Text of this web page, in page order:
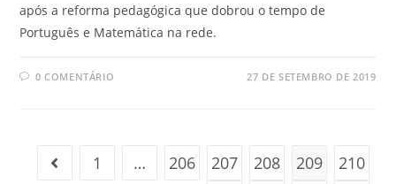
após a reforma pedagógica que dobrou o tempo de
Português e Matemática na rede.
0 COMENTÁRIO 27 DE SETEMBRO DE 2019
1 … 206 207 208 209
210